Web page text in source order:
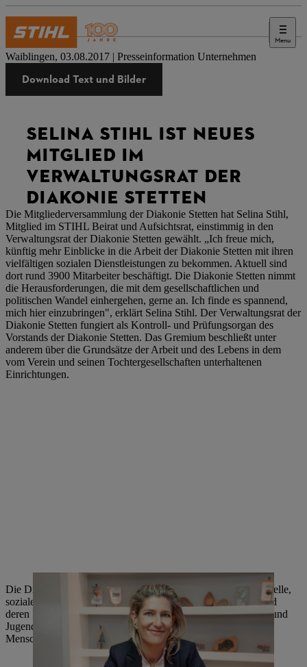
Menu
Presse
Waiblingen, 03.08.2017 | Presseinformation Unternehmen
Download Text und Bilder
SELINA STIHL IST NEUES
MITGLIED IM
VERWALTUNGSRAT DER
DIAKONIE STETTEN
Die Mitgliederversammlung der Diakonie Stetten hat Selina Stihl,
Mitglied im STIHL Beirat und Aufsichtsrat, einstimmig in den
Verwaltungsrat der Diakonie Stetten gewählt. „Ich freue mich,
künftig mehr Einblicke in die Arbeit der Diakonie Stetten mit ihren
vielfältigen sozialen Dienstleistungen zu bekommen. Aktuell sind
dort rund 3900 Mitarbeiter beschäftigt. Die Diakonie Stetten nimmt
die Herausforderungen, die mit dem gesellschaftlichen und
politischen Wandel einhergehen, gerne an. Ich finde es spannend,
mich hier einzubringen", erklärt Selina Stihl. Der Verwaltungsrat der
Diakonie Stetten fungiert als Kontroll- und Prüfungsorgan des
Vorstands der Diakonie Stetten. Das Gremium beschließt unter
anderem über die Grundsätze der Arbeit und des Lebens in dem
vom Verein und seinen Tochtergesellschaften unterhaltenen
Einrichtungen.
Die Diakonie Stetten bietet an rund 100 Standorten professionelle,
soziale Dienstleistungen für Menschen mit Behinderungen und
deren Familien, jungen Menschen mit Förderbedarf, Kindern und
Jugendlichen, älteren und pflegebedürftigen Menschen und
Menschen mit psychischer Behinderung.